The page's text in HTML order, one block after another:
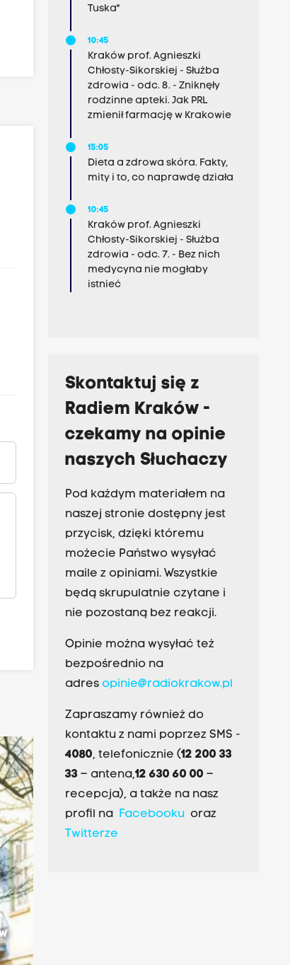
Tuska"
10:45
Kraków prof. Agnieszki
Chłosty-Sikorskiej - Służba
zdrowia - odc. 8. - Zniknęły
rodzinne apteki. Jak PRL
zmienił farmację w Krakowie
15:05
Dieta a zdrowa skóra. Fakty,
mity i to, co naprawdę działa
10:45
Kraków prof. Agnieszki
Chłosty-Sikorskiej - Służba
zdrowia - odc. 7. - Bez nich
medycyna nie mogłaby
istnieć
Skontaktuj się z
Radiem Kraków -
czekamy na opinie
naszych Słuchaczy
Pod każdym materiałem na
naszej stronie dostępny jest
przycisk, dzięki któremu
możecie Państwo wysyłać
maile z opiniami. Wszystkie
będą skrupulatnie czytane i
nie pozostaną bez reakcji.
Opinie można wysyłać też
bezpośrednio na
adres opinie@radiokrakow.pl
Zapraszamy również do
kontaktu z nami poprzez SMS -
4080, telefonicznie (12 200 33
33– antena,12 630 60 00 –
recepcja), a także na nasz
profil na Facebookuoraz
Twitterze